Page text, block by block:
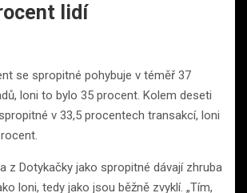
lidí
se spropitné pohybuje v téměř 37
loni to bylo 35 procent. Kolem deseti
v 33,5 procentech transakcí, loni
z Dotykačky jako spropitné dávají zhruba
loni, tedy jako jsou běžně zvyklí. „Tím,